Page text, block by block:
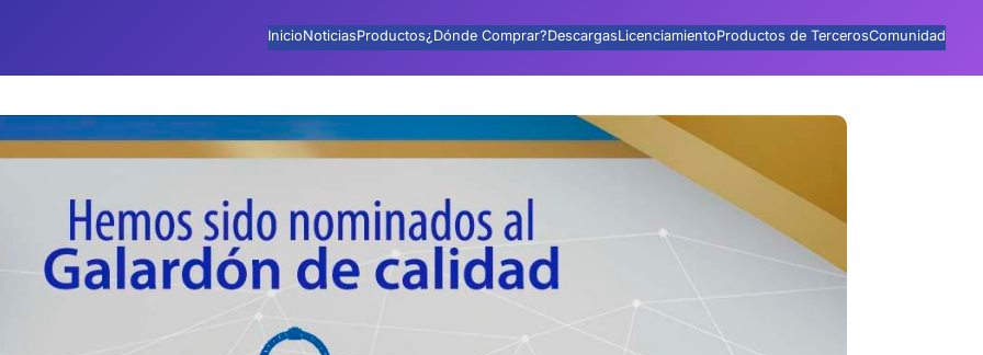
InicioNoticiasProductos¿Dónde Comprar?DescargasLicenciamientoProductos de TercerosComunidad